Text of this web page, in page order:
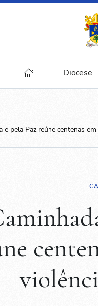
Diocese
e pela Paz reúne centenas